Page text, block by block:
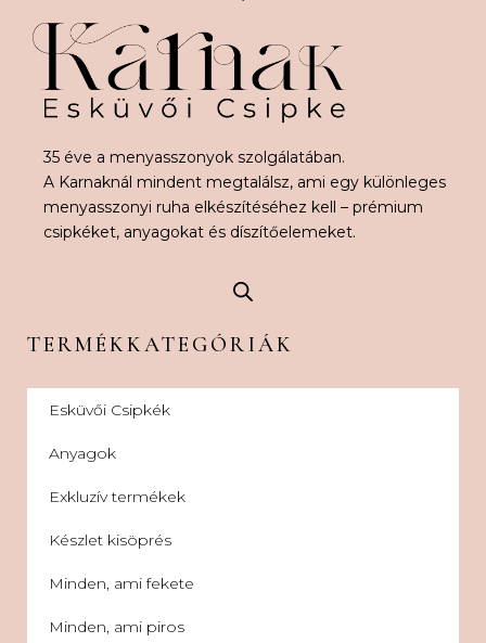
35 éve a menyasszonyok szolgálatában.
A Karnaknál mindent megtalálsz, ami egy különleges
menyasszonyi ruha elkészítéséhez kell – prémium
csipkéket, anyagokat és díszítőelemeket.
TERMÉKKATEGÓRIÁK
Esküvői Csipkék
Anyagok
Exkluzív termékek
Készlet kisöprés
Minden, ami fekete
Minden, ami piros